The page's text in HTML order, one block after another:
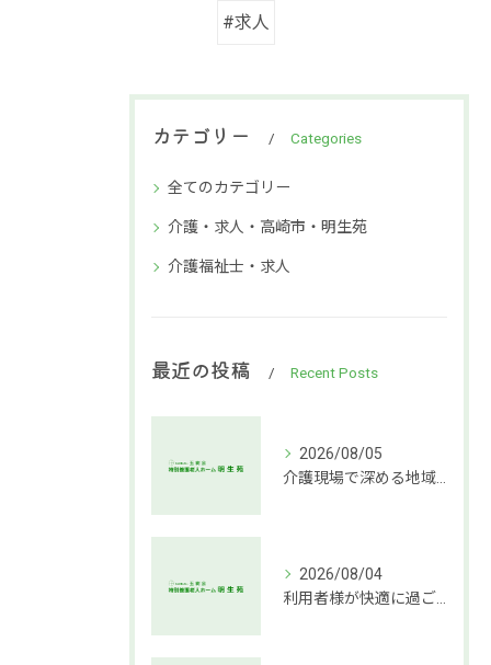
#求人
カテゴリー Categories
全てのカテゴリー
介護・求人・高崎市・明生苑
介護福祉士・求人
最近の投稿 Recent Posts
2026/08/05
2026/08/04